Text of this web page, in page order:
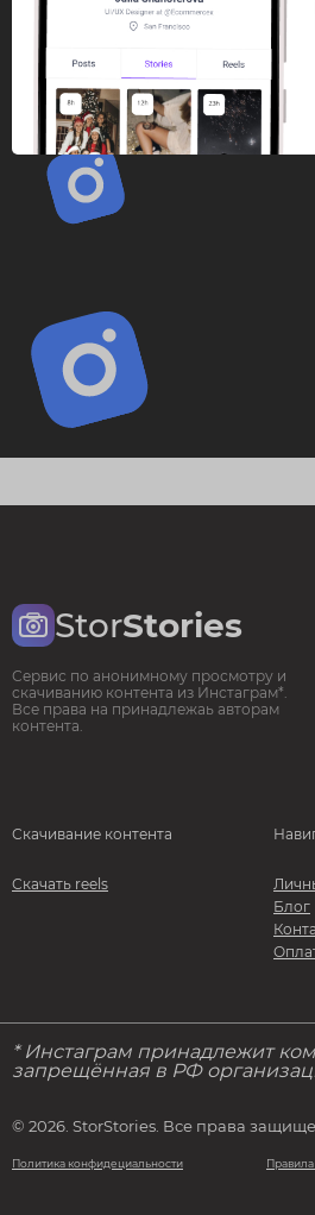
Перейти к
StorStories
Сервис по анонимному просмотру и
скачиванию контента из Инстаграм*.
Все права на принадлежаь авторам
контента.
Скачивание контента
Скачать reels
Блог
* Инстаграм принадлежит
запрещённая в РФ
© 2026. StorStories. Все права
Политика конфидециальности